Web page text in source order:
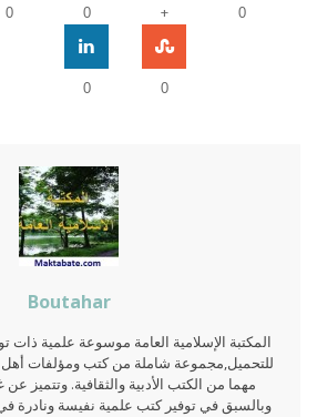
0
+
0
0
0
0
Boutahar
المكتبة الإسلامية العامة موسوعة علمية ذات
للتحميل,مجموعة شاملة من كتب ومؤلفات أهل
مهما من الكتب الأدبية والثقافية. وتتميز عن
وبالسبق في توفير كتب علمية نفيسة ونادرة